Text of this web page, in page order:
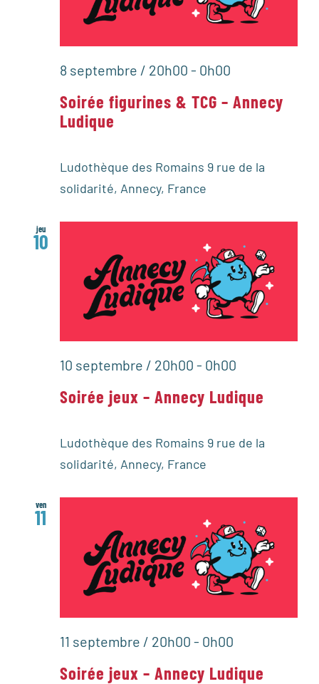
Soirée figurines & TCG – Annecy
Ludique
8 septembre / 20h00 - 0h00
Ludothèque des Romains 9 rue de la
solidarité, Annecy, France
jeu
10
Soirée jeux – Annecy Ludique
10 septembre / 20h00 - 0h00
Ludothèque des Romains 9 rue de la
solidarité, Annecy, France
ven
11
Soirée jeux – Annecy Ludique
11 septembre / 20h00 - 0h00